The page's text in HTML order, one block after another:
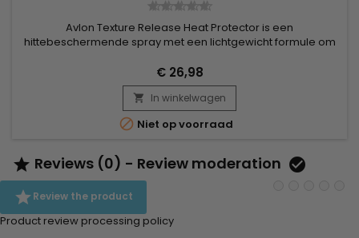
Avlon Texture Release Heat Protector is een
hittebeschermende spray met een lichtgewicht formule om
haar te beschermen tegen schade door hitte. Geformuleerd
met een mix van ultralichte oliën, helpt Avlon's
hittebeschermende spray het haar te hydrateren en kroezen
te elimineren. Avlon Texture...
€ 26,98
 In winkelwagen
 Niet op voorraad
 Reviews (0) - Review moderation 
Review the product
Product review processing policy